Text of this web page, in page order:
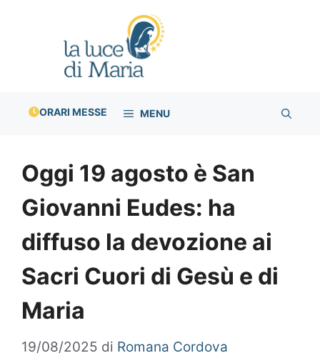
ORARI MESSE MENU
Oggi 19 agosto è San
Giovanni Eudes: ha
diffuso la devozione ai
Sacri Cuori di Gesù e di
Maria
19/08/2025 di Romana Cordova